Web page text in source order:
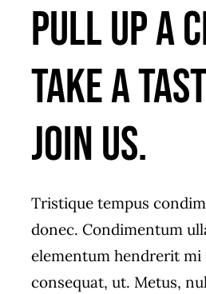
Pull up a
Take a
join us.
Tristique tempus
donec. Condimentum
elementum hendrerit mi
consequat, ut. Metus,